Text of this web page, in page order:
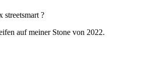
streetsmart ?
auf meiner Stone von 2022.